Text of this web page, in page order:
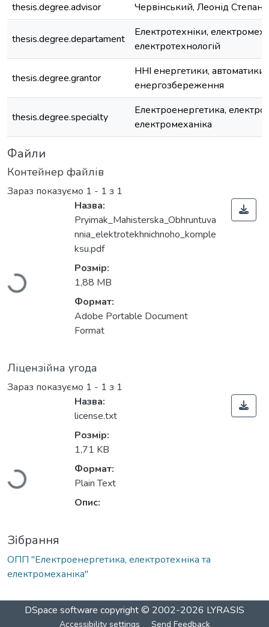
thesis.degree.advisor
Червінський, Леонід
thesis.degree.departament
Електротехніки,
електротехнологій
thesis.degree.grantor
ННІ енергетики, автоматики і
енергозбереження
thesis.degree.specialty
Електроенергетика,
електромеханіка
Файли
Контейнер файлів
Зараз показуємо 1 - 1 з 1
Вантажиться...
Назва:
Pryimak_Мahisterska_Obhruntuva
nnia_elektrotekhnichnoho_komple
ksu.pdf
Розмір:
1,88 MB
Формат:
Adobe Portable Document
Format
Ліцензійна угода
Зараз показуємо 1 - 1 з 1
Вантажиться...
Назва:
license.txt
Розмір:
1,71 KB
Формат:
Plain Text
Опис:
Зібрання
ОПП "Електроенергетика, електротехніка та
електромеханіка"
DSpace software copyright © 2002-2026 LYRASIS
Accessibility settings Send Feedback